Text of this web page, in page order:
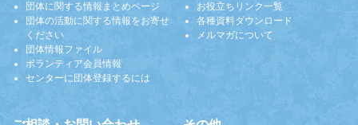
団体に関する情報まとめページ
団体の活動に関する情報をお寄せ
ください
団体情報ファイル
ボランティア会員情報
センターに団体登録するには
お役立ちリンク一覧
各種資料ダウンロード
メルマガについて